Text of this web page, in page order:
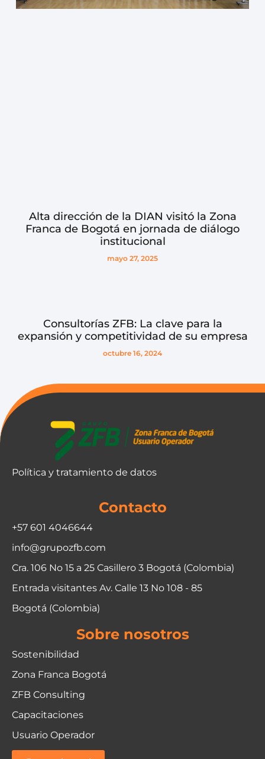
Alta dirección de la DIAN visitó la Zona
Franca de Bogotá en jornada de diálogo
institucional
mayo 27, 2025
Consultorías ZFB: La clave para la
expansión y competitividad de su empresa
octubre 16, 2024
Política y tratamiento de datos
Contacto
+57 601 4046644
info@grupozfb.com
Cra. 106 No 15 a 25 Casillero 3 Bogotá (Colombia)
Entrada visitantes Av. Calle 13 No 108 - 85
Bogotá (Colombia)
Sobre nosotros
Sostenibilidad
Zona Franca Bogotá
ZFB Consulting
Capacitaciones
Usuario Operador